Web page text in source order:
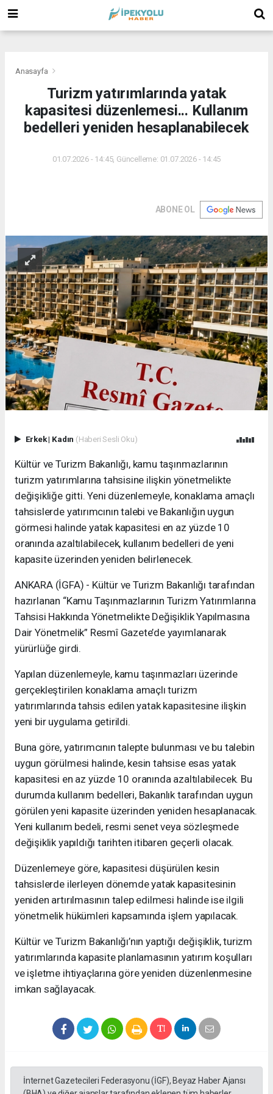
Anasayfa
Turizm yatırımlarında yatak
kapasitesi düzenlemesi... Kullanım
bedelleri yeniden hesaplanabilecek
01.07.2026 - 14:45, Güncelleme: 01.07.2026 - 14:45
ABONE OL
Erkek| Kadın (Haberi Sesli Oku)
Kültür ve Turizm Bakanlığı, kamu taşınmazlarının
turizm yatırımlarına tahsisine ilişkin yönetmelikte
değişikliğe gitti. Yeni düzenlemeyle, konaklama amaçlı
tahsislerde yatırımcının talebi ve Bakanlığın uygun
görmesi halinde yatak kapasitesi en az yüzde 10
oranında azaltılabilecek, kullanım bedelleri de yeni
kapasite üzerinden yeniden belirlenecek.
ANKARA (İGFA) - Kültür ve Turizm Bakanlığı tarafından
hazırlanan “Kamu Taşınmazlarının Turizm Yatırımlarına
Tahsisi Hakkında Yönetmelikte Değişiklik Yapılmasına
Dair Yönetmelik” Resmî Gazete’de yayımlanarak
yürürlüğe girdi.
Yapılan düzenlemeyle, kamu taşınmazları üzerinde
gerçekleştirilen konaklama amaçlı turizm
yatırımlarında tahsis edilen yatak kapasitesine ilişkin
yeni bir uygulama getirildi.
Buna göre, yatırımcının talepte bulunması ve bu talebin
uygun görülmesi halinde, kesin tahsise esas yatak
kapasitesi en az yüzde 10 oranında azaltılabilecek. Bu
durumda kullanım bedelleri, Bakanlık tarafından uygun
görülen yeni kapasite üzerinden yeniden hesaplanacak.
Yeni kullanım bedeli, resmi senet veya sözleşmede
değişiklik yapıldığı tarihten itibaren geçerli olacak.
Düzenlemeye göre, kapasitesi düşürülen kesin
tahsislerde ilerleyen dönemde yatak kapasitesinin
yeniden artırılmasının talep edilmesi halinde ise ilgili
yönetmelik hükümleri kapsamında işlem yapılacak.
Kültür ve Turizm Bakanlığı’nın yaptığı değişiklik, turizm
yatırımlarında kapasite planlamasının yatırım koşulları
ve işletme ihtiyaçlarına göre yeniden düzenlenmesine
imkan sağlayacak.
İnternet Gazetecileri Federasyonu (İGF), Beyaz Haber Ajansı